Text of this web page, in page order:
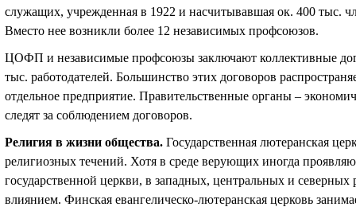
служащих, учрежденная в 1922 и насчитывавшая ок. 400 тыс.
Вместо нее возникли более 12 независимых профсоюзов.
ЦОФП и независимые профсоюзы заключают коллективные
тыс. работодателей. Большинство этих договоров
отдельное предприятие. Правительственные органы –
следят за соблюдением договоров.
Религия в жизни общества. Государственная лютеранская
религиозных течений. Хотя в среде верующих иногда
государственной церкви, в западных, центральных и северных
влиянием. Финская евангелическо-лютеранская церковь